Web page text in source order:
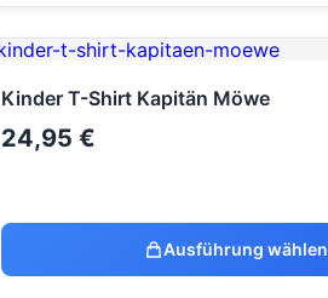
Kinder T-Shirt Kapitän Möwe
24,95 €
Ausführung wählen